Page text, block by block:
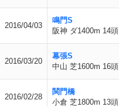
2016/04/03
鳴門S
阪神 ダ1400m 14頭
2016/03/20
幕張S
中山 芝1600m 16頭
2016/02/28
関門橋
小倉 芝1800m 13頭